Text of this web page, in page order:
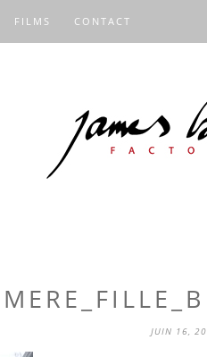
FILMS CONTACT
JUIN 16,